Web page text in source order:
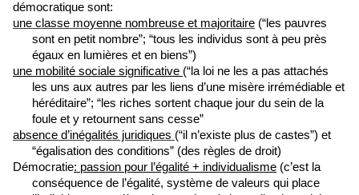
démocratique sont:
une classe moyenne nombreuse et majoritaire (“les pauvres
sont en petit nombre”; “tous les individus sont à peu près
égaux en lumières et en biens”)
une mobilité sociale significative (“la loi ne les a pas attachés
les uns aux autres par les liens d’une misère irrémédiable et
héréditaire”; “les riches sortent chaque jour du sein de la
foule et y retournent sans cesse”
absence d’inégalités juridiques (“il n’existe plus de castes”) et
“égalisation des conditions” (des règles de droit)
Démocratie: passion pour l’égalité + individualisme (c’est la
conséquence de l’égalité, système de valeurs qui place